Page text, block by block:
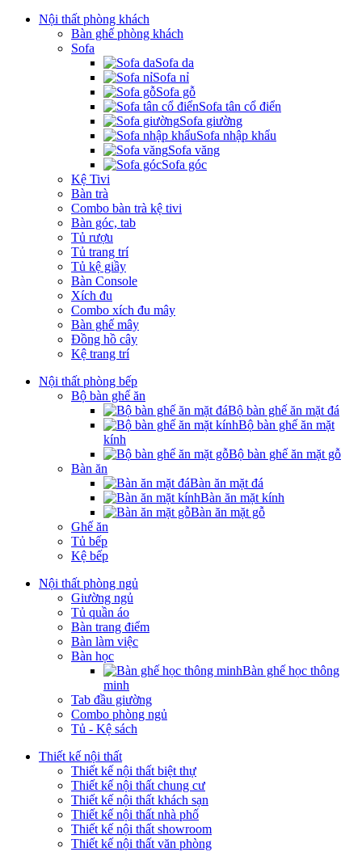
Nội thất phòng khách
Bàn ghế phòng khách
Sofa
Sofa da
Sofa nỉ
Sofa gỗ
Sofa tân cổ điển
Sofa giường
Sofa nhập khẩu
Sofa văng
Sofa góc
Kệ Tivi
Bàn trà
Combo bàn trà kệ tivi
Bàn góc, tab
Tủ rượu
Tủ trang trí
Tủ kệ giầy
Bàn Console
Xích đu
Combo xích đu mây
Bàn ghế mây
Đồng hồ cây
Kệ trang trí
Nội thất phòng bếp
Bộ bàn ghế ăn
Bộ bàn ghế ăn mặt đá
Bộ bàn ghế ăn mặt
kính
Bộ bàn ghế ăn mặt gỗ
Bàn ăn
Bàn ăn mặt đá
Bàn ăn mặt kính
Bàn ăn mặt gỗ
Ghế ăn
Tủ bếp
Kệ bếp
Nội thất phòng ngủ
Giường ngủ
Tủ quần áo
Bàn trang điểm
Bàn làm việc
Bàn học
Bàn ghế học thông
minh
Tab đầu giường
Combo phòng ngủ
Tủ - Kệ sách
Thiết kế nội thất
Thiết kế nội thất biệt thự
Thiết kế nội thất chung cư
Thiết kế nội thất khách sạn
Thiết kế nội thất nhà phố
Thiết kế nội thất showroom
Thiết kế nội thất văn phòng